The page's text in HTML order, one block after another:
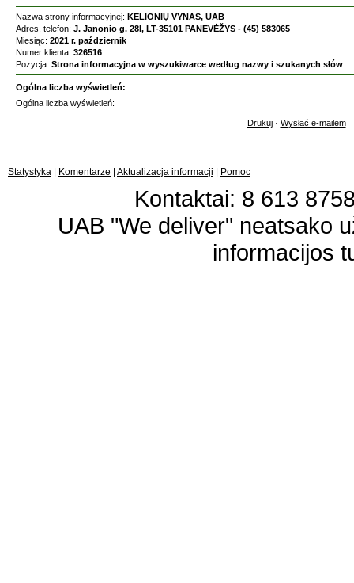
Nazwa strony informacyjnej: KELIONIŲ VYNAS, UAB
Adres, telefon: J. Janonio g. 28I, LT-35101 PANEVĖŽYS - (45) 583065
Miesiąc: 2021 r. październik
Numer klienta: 326516
Pozycja: Strona informacyjna w wyszukiwarce według nazwy i szukanych słów
Ogólna liczba wyświetleń:
Ogólna liczba wyświetleń:
Drukuj· Wysłać e-mailem
Statystyka Komentarze Aktualizacja informacji Pomoc
Kontaktai: 8 613
UAB "We deliver" neatsako
informacijos